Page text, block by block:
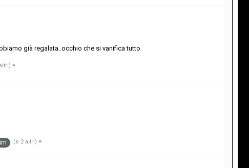
già regalata..occhio che si vanifica tutto
(e 2 altri)